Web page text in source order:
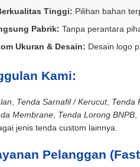
Tinggi: Pilihan bahan
Pabrik: Tanpa perantara
Ukuran & Desain: Desain logo
Kami:
Tenda Sarnafil / Kerucut, Tenda
Membrane, Tenda Lorong BNPB,
jenis tenda custom lainnya.
Pelanggan